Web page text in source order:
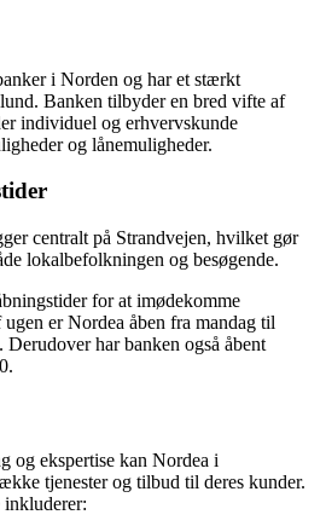
i Norden og har et stærkt
Banken tilbyder en bred vifte af
individuel og erhvervskunde
og lånemuligheder.
centralt på Strandvejen, hvilket gør
lokalbefolkningen og besøgende.
for at imødekomme
er Nordea åben fra mandag til
har banken også åbent
og ekspertise kan Nordea i
tjenester og tilbud til deres kunder.